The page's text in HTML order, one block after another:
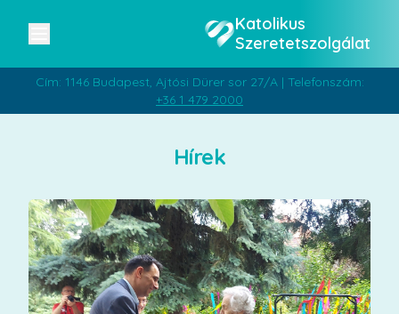
Katolikus
Szeretetszolgálat
Cím: 1146 Budapest, Ajtósi Dürer sor 27/A | Telefonszám:
+36 1 479 2000
Hírek